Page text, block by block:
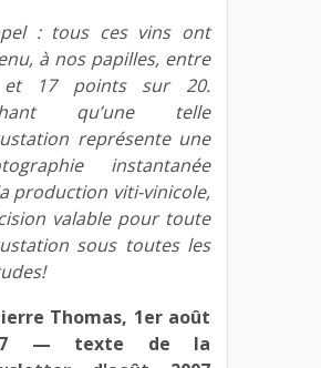
: tous ces vins ont
à nos papilles, entre
et 17 points sur 20.
qu’une telle
représente une
instantanée
production viti-vinicole,
valable pour toute
sous toutes les
Thomas, 1er août
— texte de la